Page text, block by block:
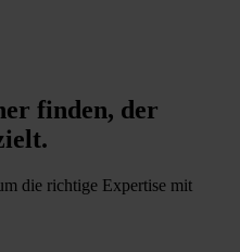
finden, der
die richtige Expertise mit